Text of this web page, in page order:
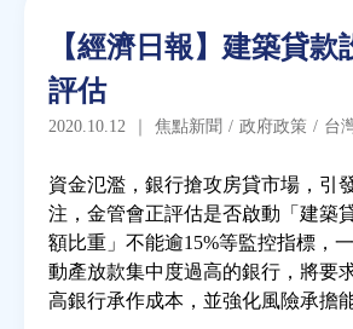
焦點新聞
房市分析
研究獎勵
房地產年鑑
Back
top
【經濟日報】建築貸款
評估
2020.10.12 ｜ 焦點新聞 / 政府政策 / 台
資金氾濫，銀行搶攻房貸市場，引
注，金管會正評估是否啟動「建築
額比重」不能逾15%等監控指標，
動產放款集中度過高的銀行，將要
高銀行承作成本，並強化風險承擔能